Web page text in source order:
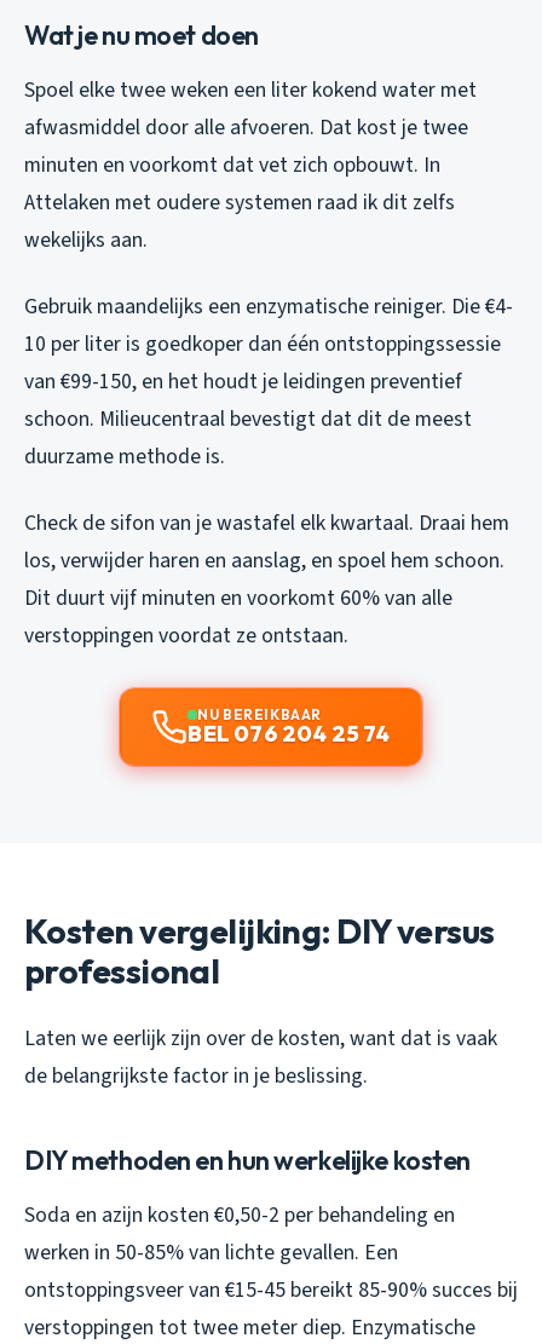
Wat je nu moet doen
Spoel elke twee weken een liter kokend water met
afwasmiddel door alle afvoeren. Dat kost je twee
minuten en voorkomt dat vet zich opbouwt. In
Attelaken met oudere systemen raad ik dit zelfs
wekelijks aan.
Gebruik maandelijks een enzymatische reiniger. Die €4-
10 per liter is goedkoper dan één ontstoppingssessie
van €99-150, en het houdt je leidingen preventief
schoon. Milieucentraal bevestigt dat dit de meest
duurzame methode is.
Check de sifon van je wastafel elk kwartaal. Draai hem
los, verwijder haren en aanslag, en spoel hem schoon.
Dit duurt vijf minuten en voorkomt 60% van alle
verstoppingen voordat ze ontstaan.
NU BEREIKBAAR
BEL 076 204 25 74
Kosten vergelijking: DIY versus
professional
Laten we eerlijk zijn over de kosten, want dat is vaak
de belangrijkste factor in je beslissing.
DIY methoden en hun werkelijke kosten
Soda en azijn kosten €0,50-2 per behandeling en
werken in 50-85% van lichte gevallen. Een
ontstoppingsveer van €15-45 bereikt 85-90% succes bij
verstoppingen tot twee meter diep. Enzymatische